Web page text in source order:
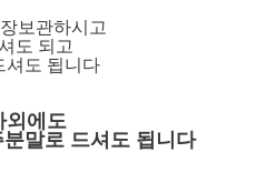
보관하시고
도 되고
셔도 됩니다
외에도
말로 드셔도 됩니다